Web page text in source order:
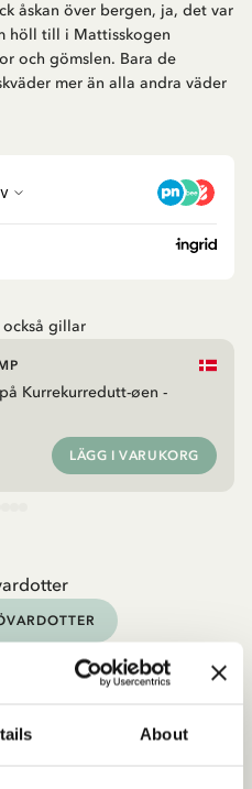
About
åskan över bergen, ja, det var
höll till i Mattisskogen
och gömslen. Bara de
mer än alla andra väder
också gillar
Kurrekurredutt-øen -
LÄGG I VARUKORG
9-12 ÅR